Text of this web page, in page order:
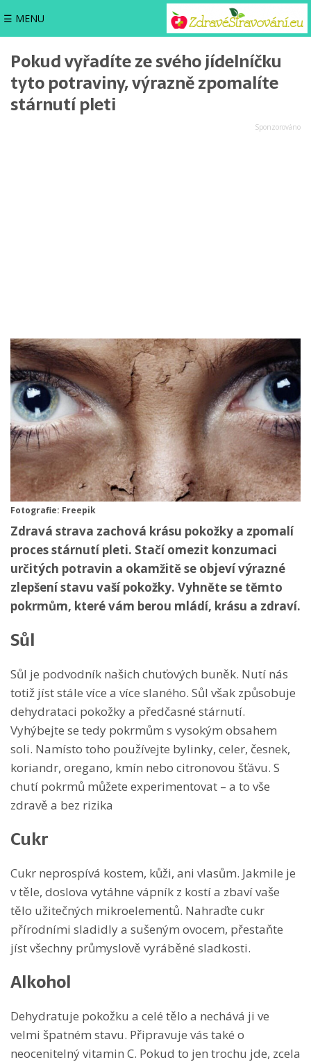
☰ MENU
Pokud vyřadíte ze svého jídelníčku
tyto potraviny, výrazně zpomalíte
stárnutí pleti
Fotografie: Freepik
Zdravá strava zachová krásu pokožky a zpomalí
proces stárnutí pleti. Stačí omezit konzumaci
určitých potravin a okamžitě se objeví výrazné
zlepšení stavu vaší pokožky. Vyhněte se těmto
pokrmům, které vám berou mládí, krásu a zdraví.
Sůl
Sůl je podvodník našich chuťových buněk. Nutí nás
totiž jíst stále více a více slaného. Sůl však způsobuje
dehydrataci pokožky a předčasné stárnutí.
Vyhýbejte se tedy pokrmům s vysokým obsahem
soli. Namísto toho používejte bylinky, celer, česnek,
koriandr, oregano, kmín nebo citronovou šťávu. S
chutí pokrmů můžete experimentovat – a to vše
zdravě a bez rizika
Cukr
Cukr neprospívá kostem, kůži, ani vlasům. Jakmile je
v těle, doslova vytáhne vápník z kostí a zbaví vaše
tělo užitečných mikroelementů. Nahraďte cukr
přírodními sladidly a sušeným ovocem, přestaňte
jíst všechny průmyslově vyráběné sladkosti.
Alkohol
Dehydratuje pokožku a celé tělo a nechává ji ve
velmi špatném stavu. Připravuje vás také o
neocenitelný vitamin C. Pokud to jen trochu jde, zcela